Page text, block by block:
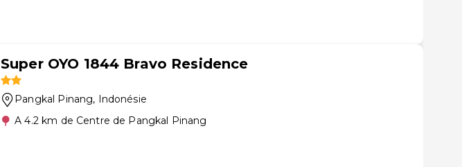
Super OYO 1844 Bravo Residence
Pangkal Pinang, Indonésie
A 4.2 km de Centre de Pangkal Pinang